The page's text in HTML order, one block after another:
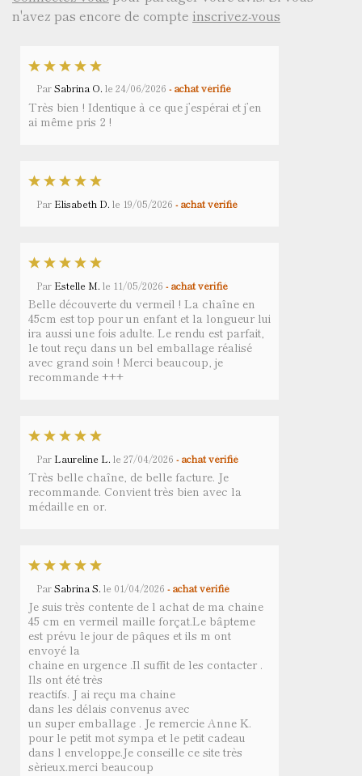
n'avez pas encore de compte inscrivez-vous
ParSabrina O. le 24/06/2026 - achat vérifié
Très bien ! Identique à ce que j’espérai et j’en
ai même pris 2 !
Par Elisabeth D. le 19/05/2026 - achat vérifié
Par Estelle M. le 11/05/2026 - achat vérifié
Belle découverte du vermeil ! La chaîne en
45cm est top pour un enfant et la longueur lui
ira aussi une fois adulte. Le rendu est parfait,
le tout reçu dans un bel emballage réalisé
avec grand soin ! Merci beaucoup, je
recommande +++
Par Laureline L. le 27/04/2026 - achat vérifié
Très belle chaîne, de belle facture. Je
recommande. Convient très bien avec la
médaille en or.
ParSabrina S. le 01/04/2026 - achat vérifié
Je suis très contente de l achat de ma chaine
45 cm en vermeil maille forçat.Le bâpteme
est prévu le jour de pâques et ils m ont
envoyé la
chaine en urgence .Il suffit de les contacter .
Ils ont été très
reactifs. J ai reçu ma chaine
dans les délais convenus avec
un super emballage . Je remercie Anne K.
pour le petit mot sympa et le petit cadeau
dans l enveloppe.Je conseille ce site très
sèrieux.merci beaucoup